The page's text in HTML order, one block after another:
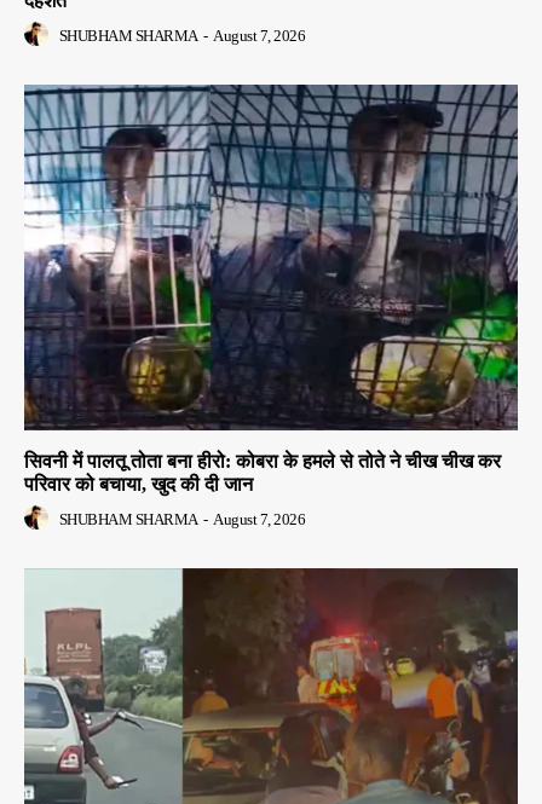
SHUBHAM SHARMA - August 7, 2026
सिवनी में पालतू तोता बना हीरो: कोबरा के हमले से तोते ने चीख चीख कर
परिवार को बचाया, खुद की दी जान
SHUBHAM SHARMA - August 7, 2026